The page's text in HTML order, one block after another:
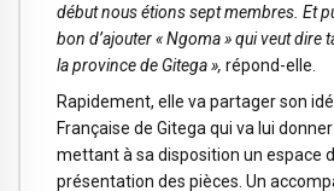
début nous étions sept membres. Et
bon d’ajouter « Ngoma » qui veut dire
la province de Gitega », répond-elle.
Rapidement, elle va partager son
Française de Gitega qui va lui
mettant à sa disposition un espace
présentation des pièces. Un